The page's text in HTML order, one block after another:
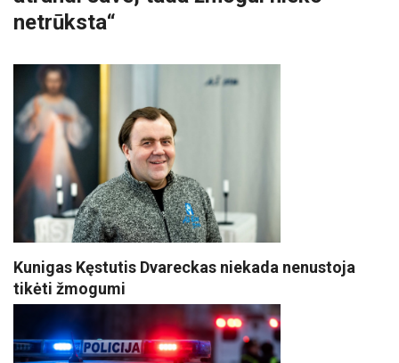
netrūksta“
Kunigas Kęstutis Dvareckas niekada nenustoja
tikėti žmogumi